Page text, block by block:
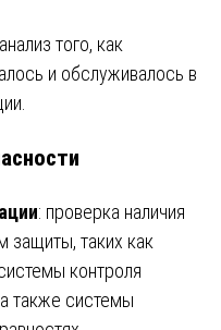
того, как
и обслуживалось в
: проверка наличия
защиты, таких как
контроля
также системы